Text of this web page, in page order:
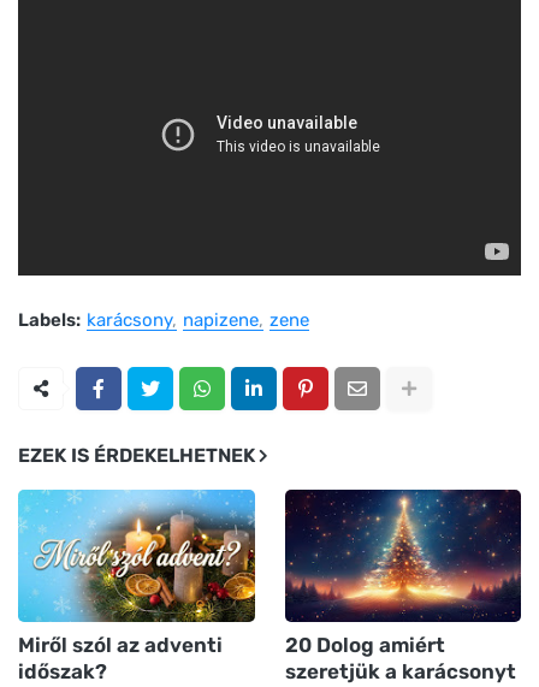
Labels: karácsony napizene zene
EZEK IS ÉRDEKELHETNEK
Miről szól az adventi
időszak?
20 Dolog amiért
szeretjük a karácsonyt